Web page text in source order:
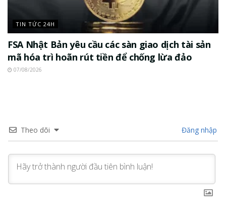
TIN TỨC 24H
FSA Nhật Bản yêu cầu các sàn giao dịch tài sản
mã hóa trì hoãn rút tiền để chống lừa đảo
07/08/2026
Theo dõi Đăng nhập